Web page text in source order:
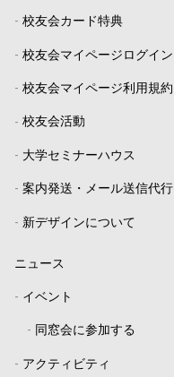
- 校友会カード特典
- 校友会マイページログイン
- 校友会マイページ利用規約
- 校友会活動
- 大学セミナーハウス
- 案内発送・メール送信代行
- 新デザインについて
ニュース
- イベント
- 同窓会に参加する
- アクティビティ